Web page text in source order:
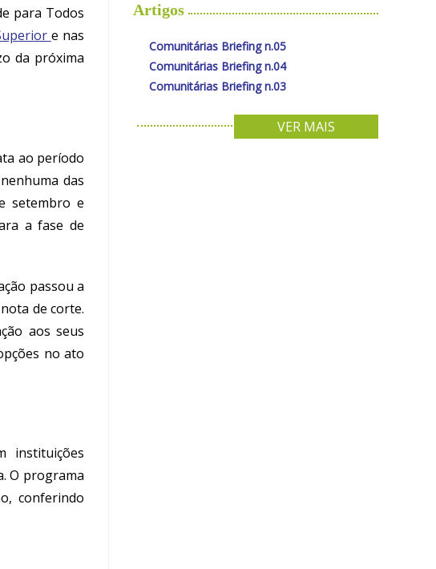
para Todos
e nas
da próxima
ao período
das
setembro e
a fase de
passou a
de corte.
aos seus
no ato
instituições
O programa
conferindo
Artigos
Comunitárias Briefing n.05
Comunitárias Briefing n.04
Comunitárias Briefing n.03
VER MAIS